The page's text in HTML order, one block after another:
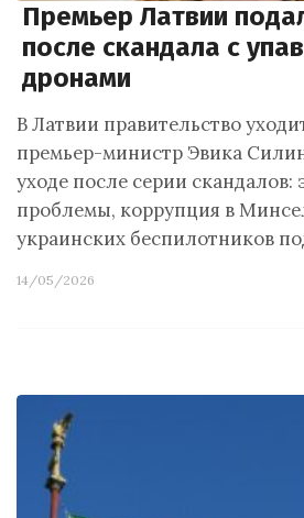
Премьер Латвии
после скандала с
дронами
В Латвии правительство
премьер-министр Эвика
уходе после серии скандалов:
проблемы, коррупция в
украинских беспилотников
14/05/2026